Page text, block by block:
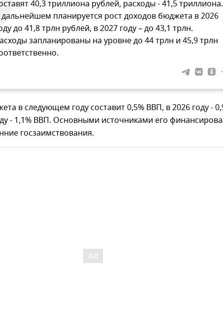
40,3 триллиона рублей, расходы - 41,5 триллиона.
планируется рост доходов бюджета в 2026
до 41,8 трлн рублей, в 2027 году – до 43,1 трлн.
запланированы на уровне до 44 трлн и 45,9 трлн
в следующем году составит 0,5% ВВП, в 2026 году -
- 1,1% ВВП. Основными источниками его
госзаимствования.